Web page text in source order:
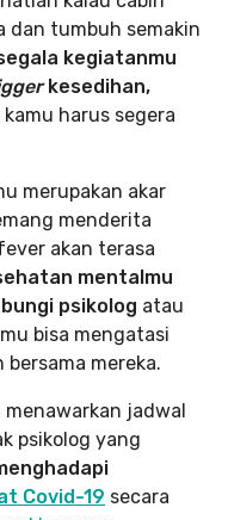
dan tumbuh semakin
kegiatanmu
kesedihan,
kamu harus segera
merupakan akar
menderita
akan terasa
mentalmu
psikolog atau
bisa mengatasi
mereka.
menawarkan jadwal
psikolog yang
Covid-19 secara